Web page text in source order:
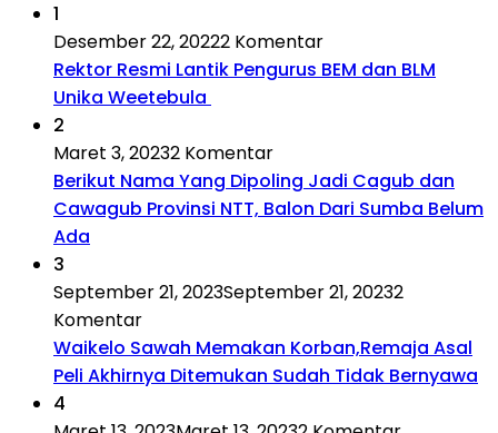
1
Desember 22, 20222 Komentar
Rektor Resmi Lantik Pengurus BEM dan BLM
Unika Weetebula
2
Maret 3, 20232 Komentar
Berikut Nama Yang Dipoling Jadi Cagub dan
Cawagub Provinsi NTT, Balon Dari Sumba Belum
Ada
3
September 21, 2023September 21, 20232
Komentar
Waikelo Sawah Memakan Korban,Remaja Asal
Peli Akhirnya Ditemukan Sudah Tidak Bernyawa
4